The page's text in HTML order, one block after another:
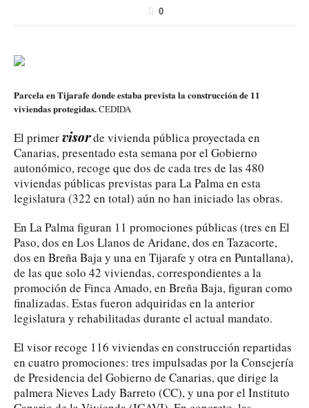
0
Parcela en Tijarafe donde estaba prevista la construcción de 11
viviendas protegidas.CEDIDA
El primervisorde vivienda pública proyectada en
Canarias, presentado esta semana por el Gobierno
autonómico, recoge que dos de cada tres de las 480
viviendas públicas previstas para La Palma en esta
legislatura (322 en total) aún no han iniciado las obras.
En La Palma figuran 11 promociones públicas (tres en El
Paso, dos en Los Llanos de Aridane, dos en Tazacorte,
dos en Breña Baja y una en Tijarafe y otra en Puntallana),
de las que solo 42 viviendas, correspondientes a la
promoción de Finca Amado, en Breña Baja, figuran como
finalizadas. Estas fueron adquiridas en la anterior
legislatura y rehabilitadas durante el actual mandato.
El visor recoge 116 viviendas en construcción repartidas
en cuatro promociones: tres impulsadas por la Consejería
de Presidencia del Gobierno de Canarias, que dirige la
palmera Nieves Lady Barreto (CC), y una por el Instituto